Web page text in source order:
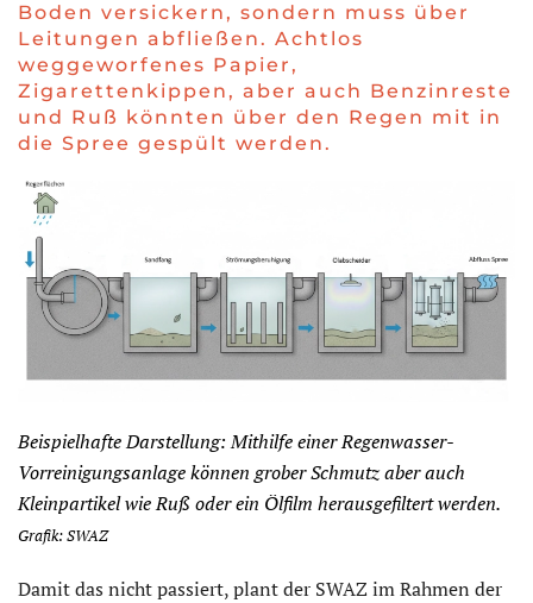
Boden versickern, sondern muss über
Leitungen abfließen. Achtlos
weggeworfenes Papier,
Zigarettenkippen, aber auch Benzinreste
und Ruß könnten über den Regen mit in
die Spree gespült werden.
Beispielhafte Darstellung: Mithilfe einer Regenwasser-
Vorreinigungsanlage können grober Schmutz aber auch
Kleinpartikel wie Ruß oder ein Ölfilm herausgefiltert werden.
Grafik: SWAZ
Damit das nicht passiert, plant der SWAZ im Rahmen der